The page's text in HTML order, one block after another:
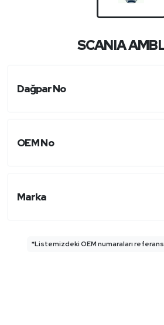
SCANIA
Dağpar No
OEM No
Marka
*Listemizdeki OEM numaraları referans